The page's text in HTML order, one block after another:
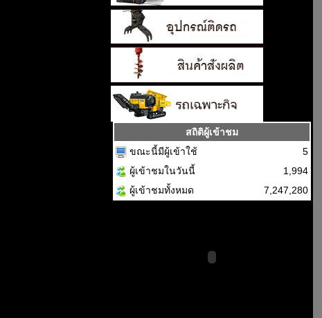
สถิติผู้เข้าชม
ขณะนี้มีผู้เข้าใช้
5
ผู้เข้าชมในวันนี้
1,994
ผู้เข้าชมทั้งหมด
7,247,280